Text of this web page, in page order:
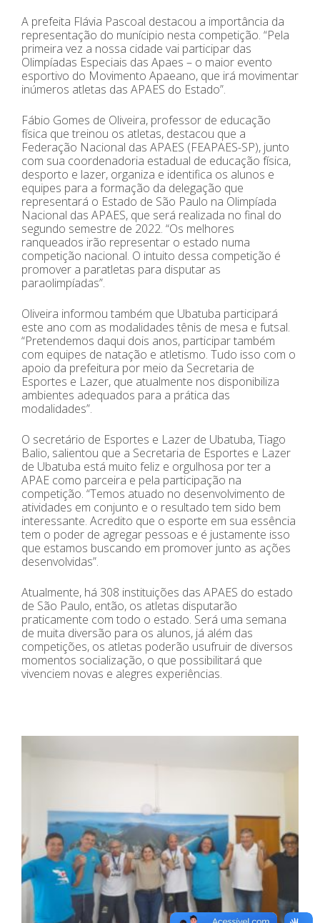
A prefeita Flávia Pascoal destacou a importância da
representação do munícipio nesta competição. “Pela
primeira vez a nossa cidade vai participar das
Olimpíadas Especiais das Apaes – o maior evento
esportivo do Movimento Apaeano, que irá movimentar
inúmeros atletas das APAES do Estado”.
Fábio Gomes de Oliveira, professor de educação
física que treinou os atletas, destacou que a
Federação Nacional das APAES (FEAPAES-SP), junto
com sua coordenadoria estadual de educação física,
desporto e lazer, organiza e identifica os alunos e
equipes para a formação da delegação que
representará o Estado de São Paulo na Olimpíada
Nacional das APAES, que será realizada no final do
segundo semestre de 2022. “Os melhores
ranqueados irão representar o estado numa
competição nacional. O intuito dessa competição é
promover a paratletas para disputar as
paraolimpíadas”.
Oliveira informou também que Ubatuba participará
este ano com as modalidades tênis de mesa e futsal.
“Pretendemos daqui dois anos, participar também
com equipes de natação e atletismo. Tudo isso com o
apoio da prefeitura por meio da Secretaria de
Esportes e Lazer, que atualmente nos disponibiliza
ambientes adequados para a prática das
modalidades”.
O secretário de Esportes e Lazer de Ubatuba, Tiago
Balio, salientou que a Secretaria de Esportes e Lazer
de Ubatuba está muito feliz e orgulhosa por ter a
APAE como parceira e pela participação na
competição. “Temos atuado no desenvolvimento de
atividades em conjunto e o resultado tem sido bem
interessante. Acredito que o esporte em sua essência
tem o poder de agregar pessoas e é justamente isso
que estamos buscando em promover junto as ações
desenvolvidas”.
Atualmente, há 308 instituições das APAES do estado
de São Paulo, então, os atletas disputarão
praticamente com todo o estado. Será uma semana
de muita diversão para os alunos, já além das
competições, os atletas poderão usufruir de diversos
momentos socialização, o que possibilitará que
vivenciem novas e alegres experiências.